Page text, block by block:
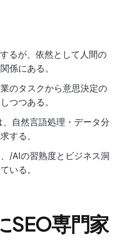
るが、依然として人間の
係にある。
のタスクから意思決定の
つつある。
自然言語処理・データ分
する。
/AIの習熟度とビジネス洞
いる。
SEO専門家